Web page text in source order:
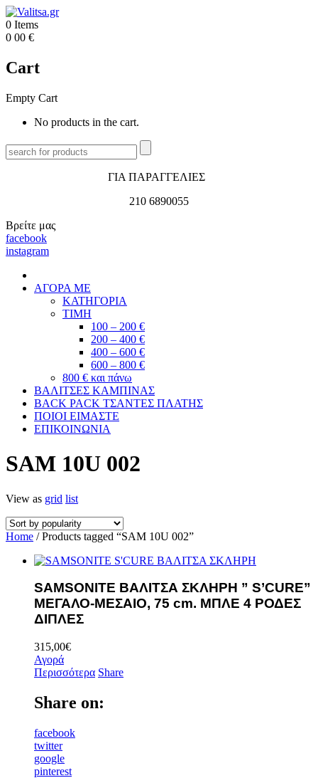
0 Items
0 00 €
Cart
Empty Cart
No products in the cart.
ΓΙΑ ΠΑΡΑΓΓΕΛΙΕΣ
210 6890055
Βρείτε μας
facebook
instagram
ΑΓΟΡΑ ΜΕ
ΚΑΤΗΓΟΡΙΑ
ΤΙΜΗ
100 – 200 €
200 – 400 €
400 – 600 €
600 – 800 €
800 € και πάνω
ΒΑΛΙΤΣΕΣ ΚΑΜΠΙΝΑΣ
BACK PACK ΤΣΑΝΤΕΣ ΠΛΑΤΗΣ
ΠΟΙΟΙ ΕΙΜΑΣΤΕ
ΕΠΙΚΟΙΝΩΝΙΑ
SAM 10U 002
View as grid list
Home / Products tagged “SAM 10U 002”
SAMSONITE ΒΑΛΙΤΣΑ ΣΚΛΗΡΗ ” S’CURE”
ΜΕΓΑΛΟ-ΜΕΣΑΙΟ, 75 cm. ΜΠΛΕ 4 ΡΟΔΕΣ
ΔΙΠΛΕΣ
315,00€
Αγορά
Περισσότερα Share
Share on:
facebook
twitter
google
pinterest